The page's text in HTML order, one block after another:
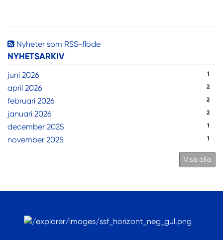
Nyheter som RSS-flöde
NYHETSARKIV
juni 2026 1
april 2026 2
februari 2026 2
januari 2026 2
december 2025 1
november 2025 1
Visa alla